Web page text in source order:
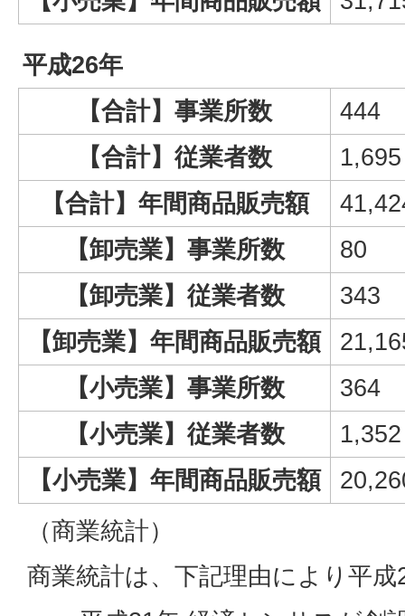
平成26年
【合計】事業所数
444
【合計】従業者数
1,695
【合計】年間商品販売額
【卸売業】事業所数
80
【卸売業】従業者数
343
【卸売業】年間商品販売額
【小売業】事業所数
364
【小売業】従業者数
1,352
【小売業】年間商品販売額
（商業統計）
商業統計は、下記理由により平成